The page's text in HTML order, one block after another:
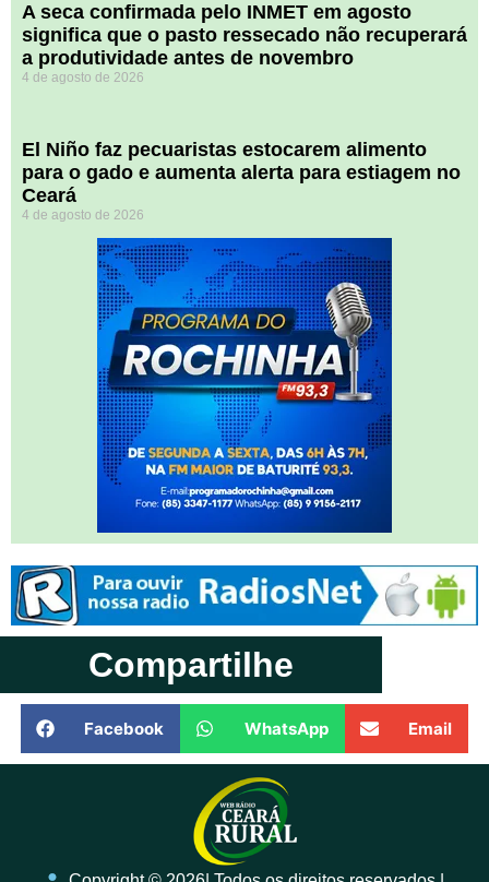
A seca confirmada pelo INMET em agosto
significa que o pasto ressecado não recuperará
a produtividade antes de novembro
4 de agosto de 2026
El Niño faz pecuaristas estocarem alimento
para o gado e aumenta alerta para estiagem no
Ceará
4 de agosto de 2026
Compartilhe
Facebook WhatsApp Email